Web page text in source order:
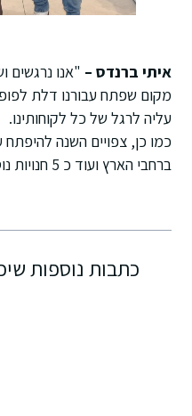
איתי ברנדס – "אנו נרגשים
מקום שפתח עבורנו דלת לפופ
עליה לרגל של כל לקוחותינו.
כמו כן, צפויים השנה להיפתח
ברחבי הארץ ועוד כ 5 חנויות נוספות.
כתבות נוספות